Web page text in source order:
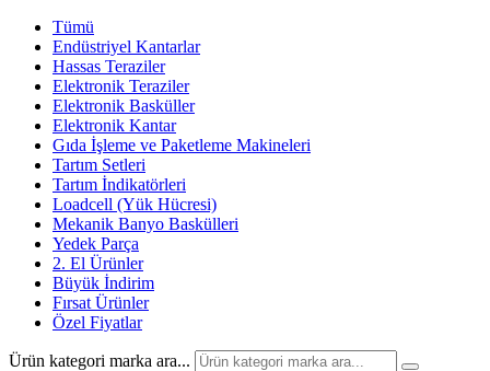
Tümü
Endüstriyel Kantarlar
Hassas Teraziler
Elektronik Teraziler
Elektronik Basküller
Elektronik Kantar
Gıda İşleme ve Paketleme Makineleri
Tartım Setleri
Tartım İndikatörleri
Loadcell (Yük Hücresi)
Mekanik Banyo Baskülleri
Yedek Parça
2. El Ürünler
Büyük İndirim
Fırsat Ürünler
Özel Fiyatlar
Ürün kategori marka ara...